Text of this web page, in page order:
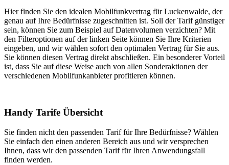
Hier finden Sie den idealen Mobilfunkvertrag für Luckenwalde, der
genau auf Ihre Bedürfnisse zugeschnitten ist. Soll der Tarif günstiger
sein, können Sie zum Beispiel auf Datenvolumen verzichten? Mit
den Filteroptionen auf der linken Seite können Sie Ihre Kriterien
eingeben, und wir wählen sofort den optimalen Vertrag für Sie aus.
Sie können diesen Vertrag direkt abschließen. Ein besonderer Vorteil
ist, dass Sie auf diese Weise auch von allen Sonderaktionen der
verschiedenen Mobilfunkanbieter profitieren können.
Handy Tarife Übersicht
Sie finden nicht den passenden Tarif für Ihre Bedürfnisse? Wählen
Sie einfach den einen anderen Bereich aus und wir versprechen
Ihnen, dass wir den passenden Tarif für Ihren Anwendungsfall
finden werden.